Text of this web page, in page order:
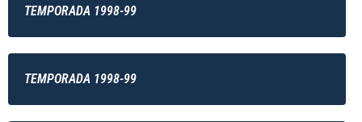
TEMPORADA 1998-99
TEMPORADA 1998-99